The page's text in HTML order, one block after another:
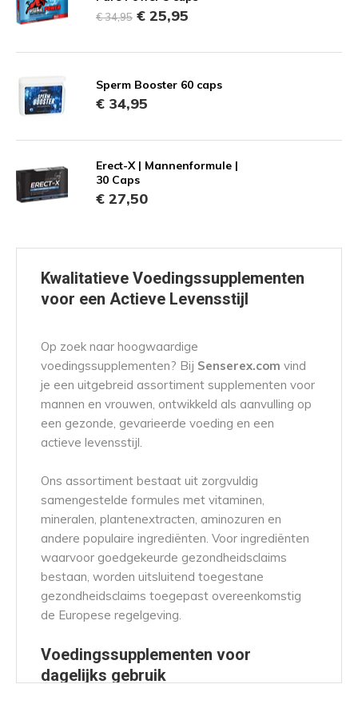
€ 34,95 € 25,95
Sperm Booster 60 caps
€ 34,95
Erect-X | Mannenformule |
30 Caps
€ 27,50
Kwalitatieve Voedingssupplementen
voor een Actieve Levensstijl
Op zoek naar hoogwaardige
voedingssupplementen? Bij Senserex.com vind
je een uitgebreid assortiment supplementen voor
mannen en vrouwen, ontwikkeld als aanvulling op
een gezonde, gevarieerde voeding en een
actieve levensstijl.
Ons assortiment bestaat uit zorgvuldig
samengestelde formules met vitaminen,
mineralen, plantenextracten, aminozuren en
andere populaire ingrediënten. Voor ingrediënten
waarvoor goedgekeurde gezondheidsclaims
bestaan, worden uitsluitend toegestane
gezondheidsclaims toegepast overeenkomstig
de Europese regelgeving.
Voedingssupplementen voor
dagelijks gebruik